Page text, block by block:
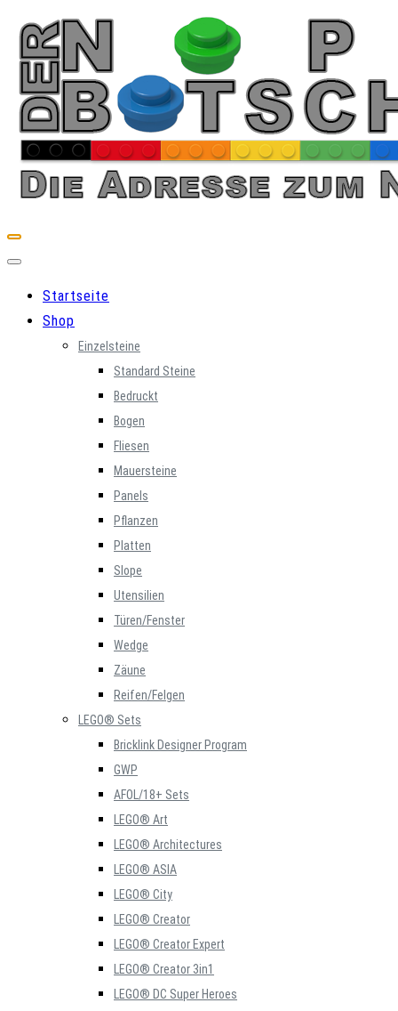
Skip
content
Startseite
Shop
Einzelsteine
Standard Steine
Bedruckt
Bogen
Fliesen
Mauersteine
Panels
Pflanzen
Platten
Slope
Utensilien
Türen/Fenster
Wedge
Zäune
Reifen/Felgen
LEGO® Sets
Bricklink Designer Program
GWP
AFOL/18+ Sets
LEGO® Art
LEGO® Architectures
LEGO® ASIA
LEGO® City
LEGO® Creator
LEGO® Creator Expert
LEGO® Creator 3in1
LEGO® DC Super Heroes